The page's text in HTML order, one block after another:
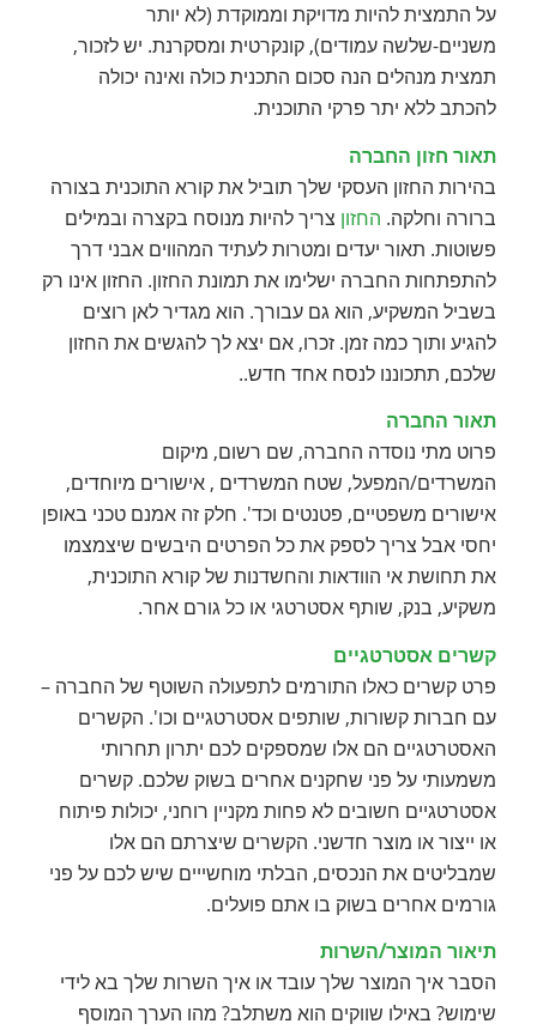
על התמצית להיות מדויקת וממוקדת (לא יותר
משניים-שלשה עמודים), קונקרטית ומסקרנת. יש לזכור,
תמצית מנהלים הנה סכום התכנית כולה ואינה יכולה
להכתב ללא יתר פרקי התוכנית.
תאור חזון החברה
בהירות החזון העסקי שלך תוביל את קורא התוכנית בצורה
ברורה וחלקה. החזון צריך להיות מנוסח בקצרה ובמילים
פשוטות. תאור יעדים ומטרות לעתיד המהווים אבני דרך
להתפתחות החברה ישלימו את תמונת החזון. החזון אינו רק
בשביל המשקיע, הוא גם עבורך. הוא מגדיר לאן רוצים
להגיע ותוך כמה זמן. זכרו, אם יצא לך להגשים את החזון
שלכם, תתכוננו לנסח אחד חדש..
תאור החברה
פרוט מתי נוסדה החברה, שם רשום, מיקום
המשרדים/המפעל, שטח המשרדים , אישורים מיוחדים,
אישורים משפטיים, פטנטים וכד'. חלק זה אמנם טכני באופן
יחסי אבל צריך לספק את כל הפרטים היבשים שיצמצמו
את תחושת אי הוודאות והחשדנות של קורא התוכנית,
משקיע, בנק, שותף אסטרטגי או כל גורם אחר.
קשרים אסטרטגיים
פרט קשרים כאלו התורמים לתפעולה השוטף של החברה –
עם חברות קשורות, שותפים אסטרטגיים וכו'. הקשרים
האסטרטגיים הם אלו שמספקים לכם יתרון תחרותי
משמעותי על פני שחקנים אחרים בשוק שלכם. קשרים
אסטרטגיים חשובים לא פחות מקניין רוחני, יכולות פיתוח
או ייצור או מוצר חדשני. הקשרים שיצרתם הם אלו
שמבליטים את הנכסים, הבלתי מוחשייים שיש לכם על פני
גורמים אחרים בשוק בו אתם פועלים.
תיאור המוצר/השרות
הסבר איך המוצר שלך עובד או איך השרות שלך בא לידי
שימוש? באילו שווקים הוא משתלב? מהו הערך המוסף